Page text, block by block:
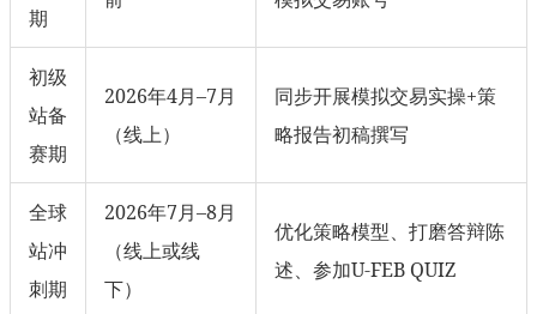
期
初级
站备
赛期
2026年4月–7月
（线上）
同步开展模拟交易实操+策
略报告初稿撰写
全球
站冲
刺期
2026年7月–8月
（线上或线
下）
优化策略模型、打磨答辩陈
述、参加U-FEB QUIZ